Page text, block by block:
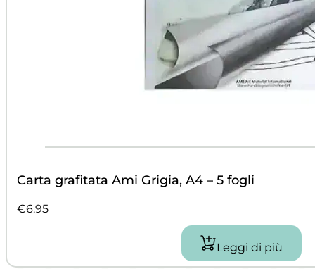
Carta grafitata Ami Grigia, A4 – 5 fogli
€6.95
Leggi di più